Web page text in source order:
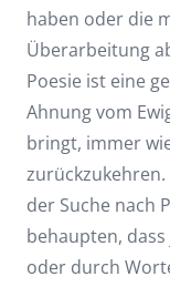
haben oder die
Überarbeitung
Poesie ist eine
Ahnung vom
bringt, immer
der Suche nach
behaupten,
oder durch